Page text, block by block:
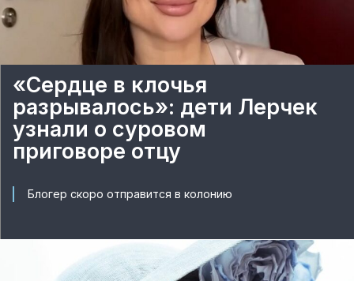
«Сердце в клочья
разрывалось»: дети Лерчек
узнали о суровом
приговоре отцу
Блогер скоро отправится в колонию